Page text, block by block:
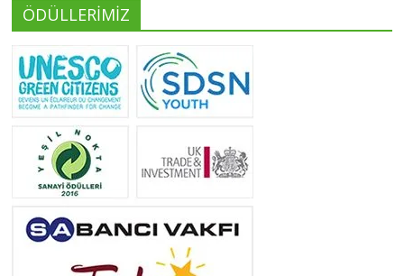
Yeliz Yılmaz
Tüm yazıları görüntüle
ÖDÜLLERİMİZ